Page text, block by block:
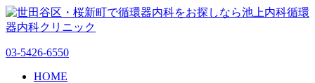
03-5426-6550
HOME